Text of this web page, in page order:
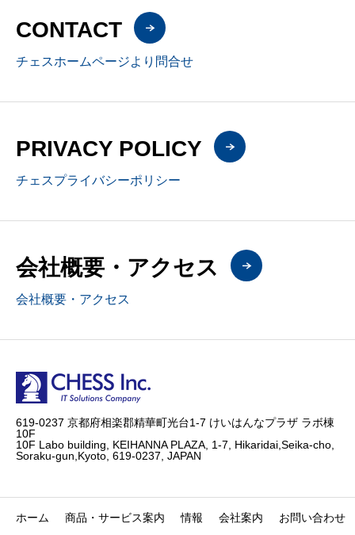
CONTACT
チェスホームページより問合せ
PRIVACY POLICY
チェスプライバシーポリシー
会社概要・アクセス
会社概要・アクセス
619-0237 京都府相楽郡精華町光台1-7 けいはんなプラザ ラボ棟
10F
10F Labo building, KEIHANNA PLAZA, 1-7, Hikaridai,Seika-cho,
Soraku-gun,Kyoto, 619-0237, JAPAN
ホーム 商品・サービス案内 情報 会社案内 お問い合わせ